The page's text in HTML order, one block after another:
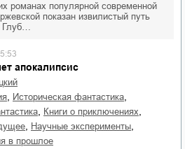
романах популярной современной
показан извилистый путь
Глуб…
апокалипсис
историческая фантастика
книги о приключениях
научные эксперименты
в прошлое